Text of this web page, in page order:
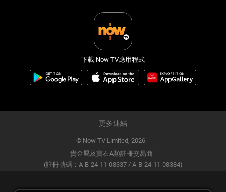
下載 Now TV應用程式
更多連結
© Now TV Limited, 2026
貴金屬及寶石A類註冊交易商
(註冊號碼：A-B-24-11-08337 / A-B-24-11-08384)